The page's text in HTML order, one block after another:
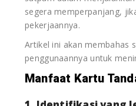
segera memperpanjang,
pekerjaannya.
Artikel ini akan membahas
penggunaannya untuk
Manfaat Kartu